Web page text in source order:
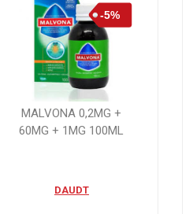
MALVONA 0,2MG +
60MG + 1MG 100ML
DAUDT